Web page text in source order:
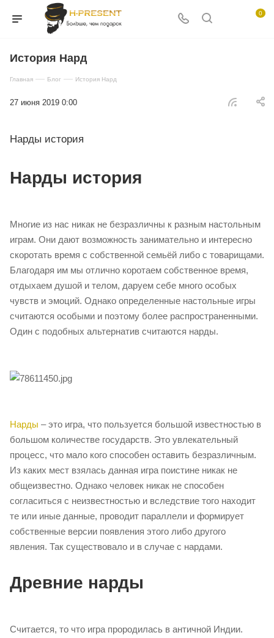
0
История Нард
Главная — Блог — История Нард
27 июня 2019 0:00
Нарды история
Нарды история
Многие из нас никак не безразличны к разным настольным
играм. Они дают возможность занимательно и интересно
скоротать время с собственной семьёй либо с товарищами.
Благодаря им мы отлично коротаем собственное время,
отдыхаем душой и телом, даруем себе много особых
чувств и эмоций. Однако определенные настольные игры
считаются особыми и поэтому более распространенными.
Один с подобных альтернатив считаются нарды.
Нарды – это игра, что пользуется большой известностью в
большом количестве государств. Это увлекательный
процесс, что мало кого способен оставить безразличным.
Из каких мест взялась данная игра поистине никак не
общеизвестно. Однако человек никак не способен
согласиться с неизвестностью и вследствие того находит
те или иные данные, проводит параллели и формирует
собственные версии появления этого либо другого
явления. Так существовало и в случае с нардами.
Древние нарды
Считается, то что игра прородилась в античной Индии.